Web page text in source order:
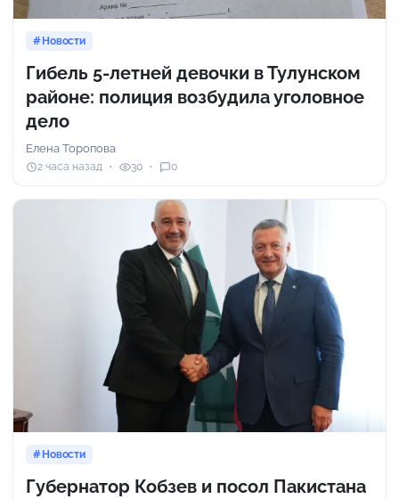
Новости
Гибель 5-летней девочки в Тулунском
районе: полиция возбудила уголовное
дело
Елена Торопова
2 часа назад 30 0
Новости
Губернатор Кобзев и посол Пакистана